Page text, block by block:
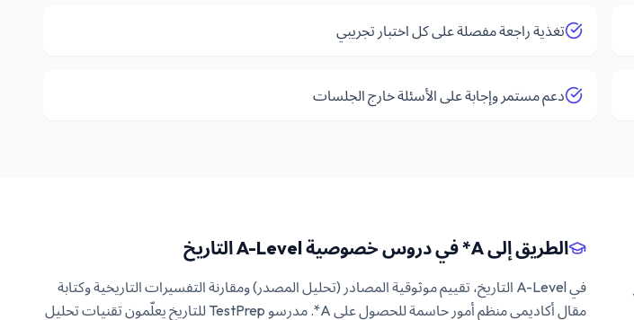
تغذية راجعة مفصلة على كل اختبار تجريبي
دعم مستمر وإجابة على الأسئلة خارج الجلسات
الطريق إلى A* في دروس خصوصية A-Level التاريخ
في A-Level التاريخ، تقييم موثوقية المصادر (تحليل المصدر) ومقارنة التفسيرات التاريخية وكتابة
مقال أكاديمي منظم أمور حاسمة للحصول على A*. مدرسو TestPrep للتاريخ يعلّمون تقنيات تحليل